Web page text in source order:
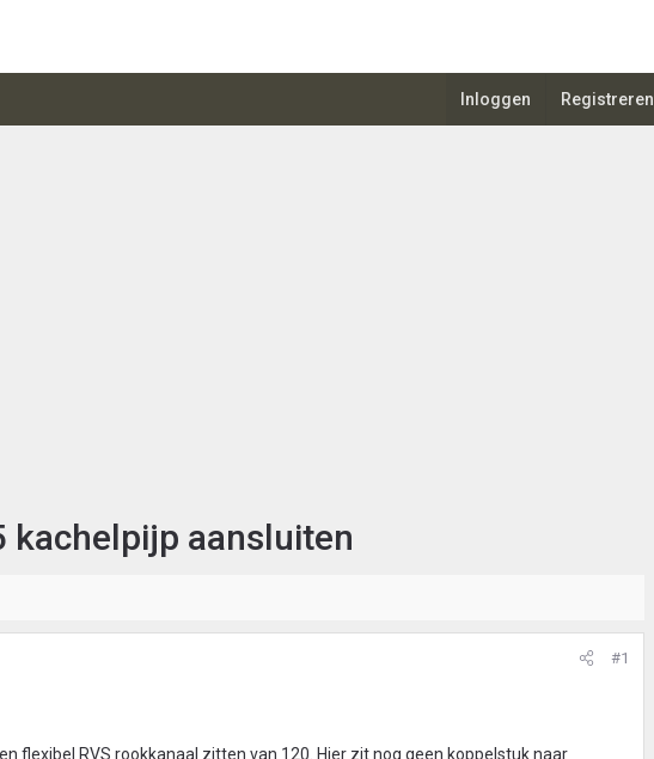
Inloggen Registreren
kachelpijp aansluiten
#1
flexibel RVS rookkanaal zitten van 120. Hier zit nog geen koppelstuk naar